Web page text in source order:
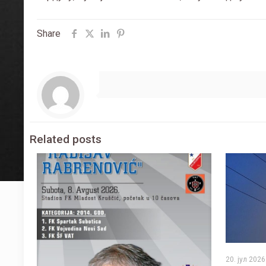
Share
Related posts
20. јул